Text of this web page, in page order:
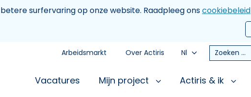
surfervaring op onze website. Raadpleeg onscookiebeleid
Arbeidsmarkt Over Actiris Nl Zoeken
Vacatures Mijn project Actiris & ik